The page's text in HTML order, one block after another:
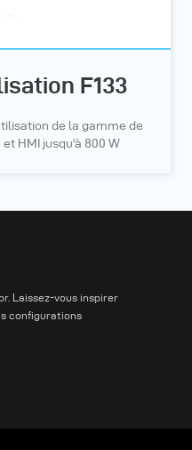
F133
de la gamme de
HMI jusqu'à 800 W
Laissez-vous inspirer
configurations